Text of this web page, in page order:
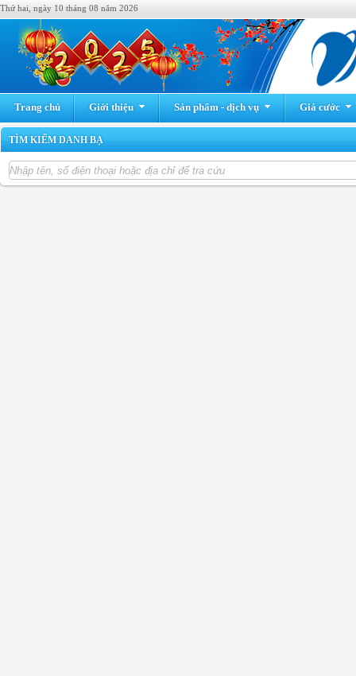
Thứ hai, ngày 10 tháng 08 năm 2026
Trang chủ Giới thiệu Sản phẩm - dịch vụ Giá cước
TÌM KIẾM DANH BẠ